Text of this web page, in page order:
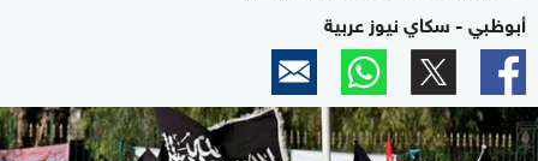
أبوظبي - سكاي نيوز عربية